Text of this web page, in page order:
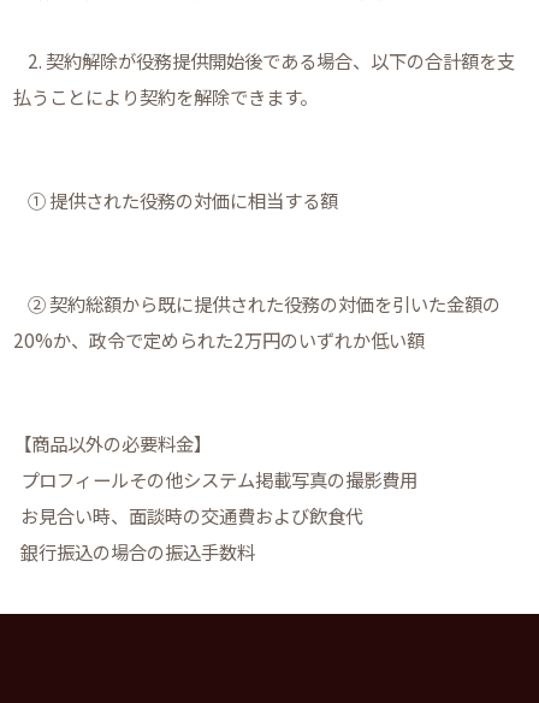
2. 契約解除が役務提供開始後である場合、以下の合計額を支
払うことにより契約を解除できます。
① 提供された役務の対価に相当する額
② 契約総額から既に提供された役務の対価を引いた金額の
20%か、政令で定められた2万円のいずれか低い額
【商品以外の必要料金】
プロフィールその他システム掲載写真の撮影費用
お見合い時、面談時の交通費および飲食代
銀行振込の場合の振込手数料